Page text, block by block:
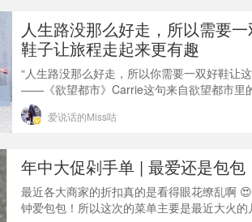
知道，原来也过了半百，应该还
人生路没那么好走，所以需要
鞋子让旅程走起来更有趣
“人生路没那么好走，所以你需要一双好鞋让
——《欲望都市》Carrie这句来自欲望都市里
着一代又一代的蜈蚣精们，对买鞋这件小事矢
爱说话的Miss咕
年中大促剁手单 | 最爱还是包包
最近各大商家的折扣真的是看得眼花缭乱啊
钟爱包包！所以这次的菜单主要是最近大火